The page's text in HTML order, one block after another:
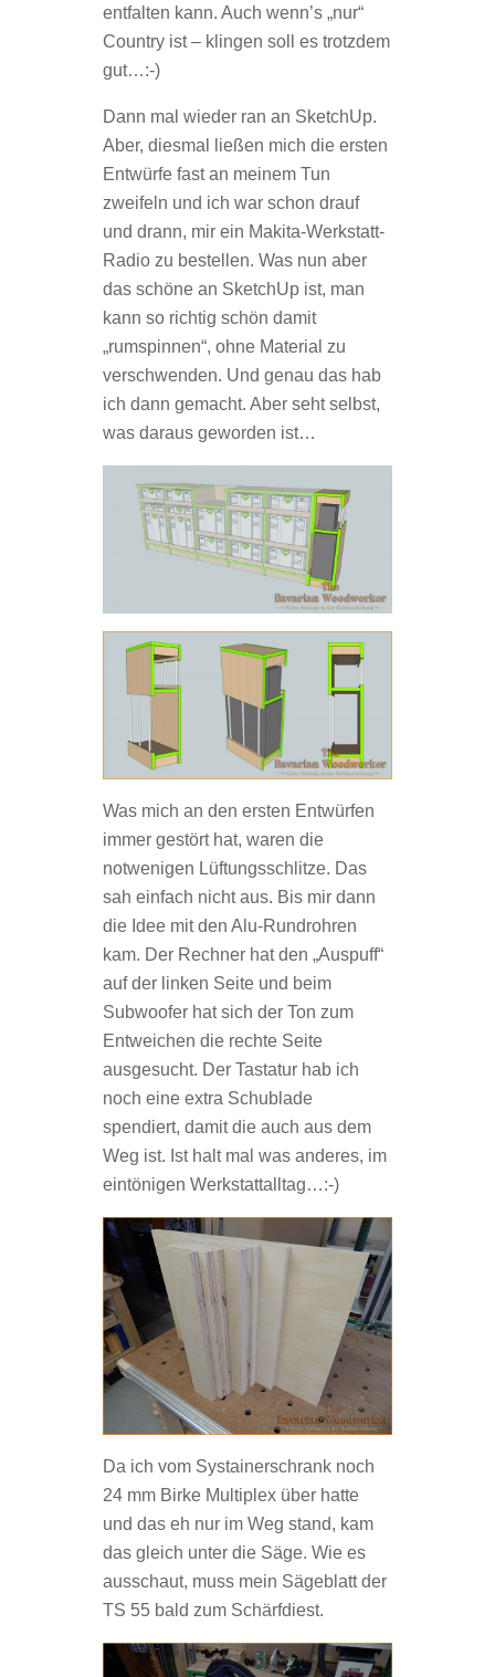
entfalten kann. Auch wenn’s „nur“
Country ist – klingen soll es trotzdem
gut…:-)
Dann mal wieder ran an SketchUp.
Aber, diesmal ließen mich die ersten
Entwürfe fast an meinem Tun
zweifeln und ich war schon drauf
und drann, mir ein Makita-Werkstatt-
Radio zu bestellen. Was nun aber
das schöne an SketchUp ist, man
kann so richtig schön damit
„rumspinnen“, ohne Material zu
verschwenden. Und genau das hab
ich dann gemacht. Aber seht selbst,
was daraus geworden ist…
Was mich an den ersten Entwürfen
immer gestört hat, waren die
notwenigen Lüftungsschlitze. Das
sah einfach nicht aus. Bis mir dann
die Idee mit den Alu-Rundrohren
kam. Der Rechner hat den „Auspuff“
auf der linken Seite und beim
Subwoofer hat sich der Ton zum
Entweichen die rechte Seite
ausgesucht. Der Tastatur hab ich
noch eine extra Schublade
spendiert, damit die auch aus dem
Weg ist. Ist halt mal was anderes, im
eintönigen Werkstattalltag…:-)
Da ich vom Systainerschrank noch
24 mm Birke Multiplex über hatte
und das eh nur im Weg stand, kam
das gleich unter die Säge. Wie es
ausschaut, muss mein Sägeblatt der
TS 55 bald zum Schärfdiest.